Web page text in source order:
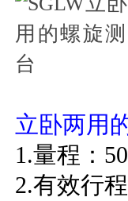
立卧两用
1.量程：
2.有效行